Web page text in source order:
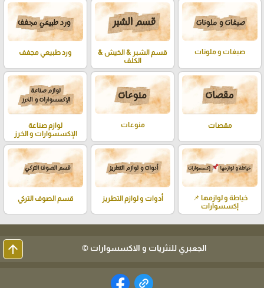
صبغات و ملونات
قسم الشبر & الخيش &
الكلف
ورد طبيعي مجفف
مقصات منوعات
لوازم صناعة
الإكسسوارات و الخرز
خياطة و لوازمها 📌
إكسسوارات
أدوات و لوازم التطريز قسم الصوف التركي
الجعبري للنثريات و الاكسسوارات © arrow_upward